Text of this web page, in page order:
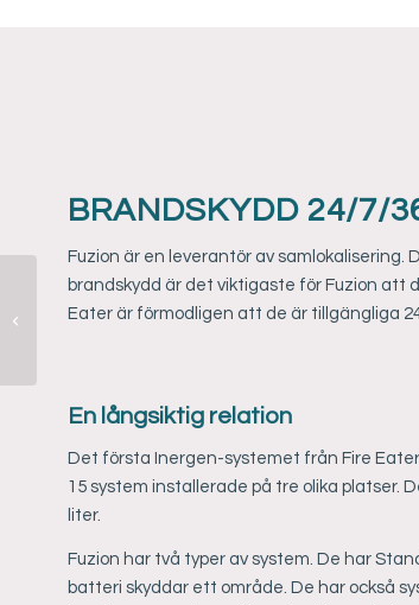
BRANDSKYDD 24/7/
Fuzion är en leverantör av
brandskydd är det viktigaste för Fuzion att
Eater är förmodligen att de är tillgängliga
En långsiktig relation
Det första Inergen-systemet från Fire
15 system installerade på tre olika platser.
liter.
Fuzion har två typer av system. De har
batteri skyddar ett område. De har också